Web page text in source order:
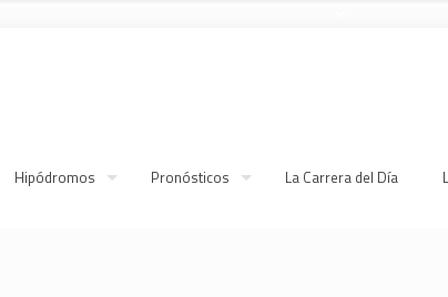
Hipódromos Pronósticos La Carrera del Día